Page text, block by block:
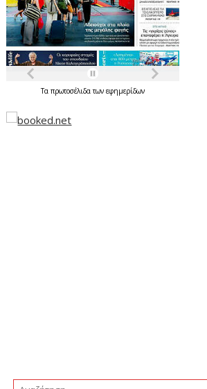
Ταπρωτοσέλιδατωνεφημερίδων